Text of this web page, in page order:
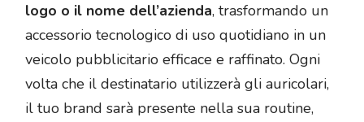
logo o il nome dell’azienda, trasformando un
accessorio tecnologico di uso quotidiano in un
veicolo pubblicitario efficace e raffinato. Ogni
volta che il destinatario utilizzerà gli auricolari,
il tuo brand sarà presente nella sua routine,